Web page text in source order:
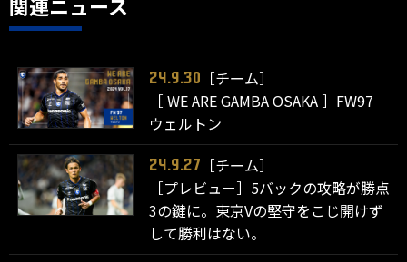
24.9.30
［チーム］
［ WE ARE GAMBA OSAKA ］FW97
ウェルトン
24.9.27
［チーム］
［プレビュー］5バックの攻略が勝点
3の鍵に。東京Vの堅守をこじ開けず
して勝利はない。